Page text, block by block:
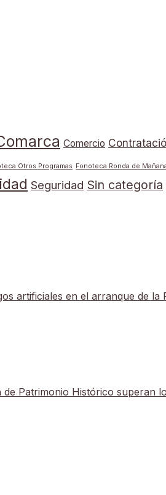
Comercio
Otros Programas Fonoteca Ronda de
Seguridad Sin categoría